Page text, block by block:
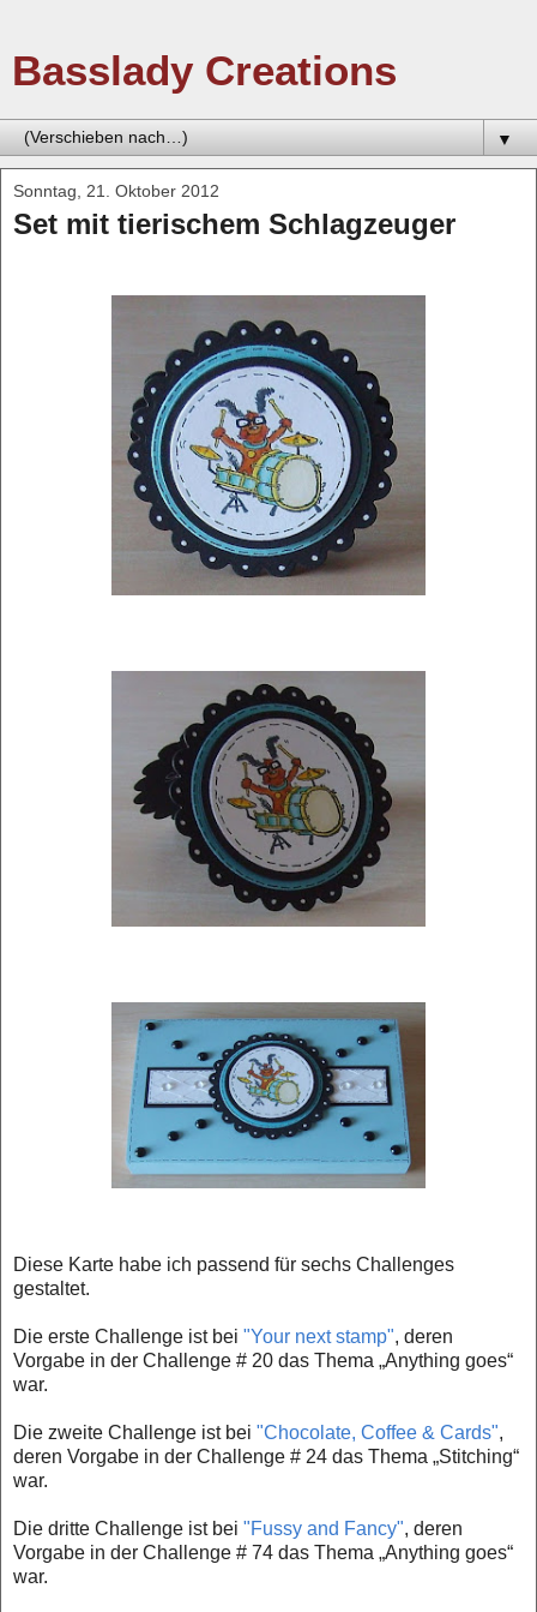
Basslady Creations
▼
Sonntag, 21. Oktober 2012
Set mit tierischem Schlagzeuger
Diese Karte habe ich passend für sechs Challenges
gestaltet.
Die erste Challenge ist bei "Your next stamp", deren
Vorgabe in der Challenge # 20 das Thema „Anything goes“
war.
Die zweite Challenge ist bei "Chocolate, Coffee & Cards",
deren Vorgabe in der Challenge # 24 das Thema „Stitching“
war.
Die dritte Challenge ist bei "Fussy and Fancy", deren
Vorgabe in der Challenge # 74 das Thema „Anything goes“
war.